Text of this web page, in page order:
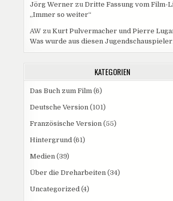
Jörg Werner zu Dritte Fassung vom Film-
„Immer so weiter“
AWzu Kurt Pulvermacher und Pierre
Was wurde aus diesen
KATEGORIEN
Das Buch zum Film(6)
Deutsche Version(101)
Französische Version(55)
Hintergrund(61)
Medien(39)
Über die Dreharbeiten(34)
Uncategorized(4)